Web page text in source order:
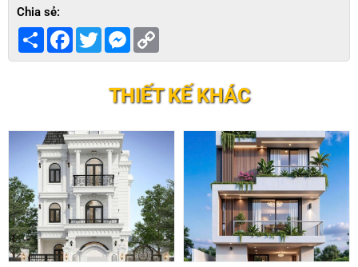
Chia sẻ:
Share Facebook
TwitterMessenger
THIẾT KẾ KHÁC